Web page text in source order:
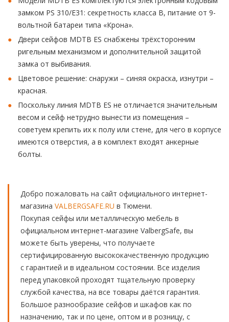
замком PS 310/E31: секретность класса В, питание от 9-
вольтной батареи типа «Крона».
Двери сейфов MDTB ES снабжены трёхсторонним
ригельным механизмом и дополнительной защитой
замка от выбивания.
Цветовое решение: снаружи – синяя окраска, изнутри –
красная.
Поскольку линия MDTB ES не отличается значительным
весом и сейф нетрудно вынести из помещения –
советуем крепить их к полу или стене, для чего в корпусе
имеются отверстия, а в комплект входят анкерные
болты.
Добро пожаловать на сайт официального интернет-
магазина VALBERGSAFE.RU в Тюмени.
Покупая сейфы или металлическую мебель в
официальном интернет-магазине ValbergSafe, вы
можете быть уверены, что получаете
сертифицированную высококачественную продукцию
с гарантией и в идеальном состоянии. Все изделия
перед упаковкой проходят тщательную проверку
службой качества, на все товары даётся гарантия.
Большое разнообразие сейфов и шкафов как по
назначению, так и по цене, оптом и в розницу, с